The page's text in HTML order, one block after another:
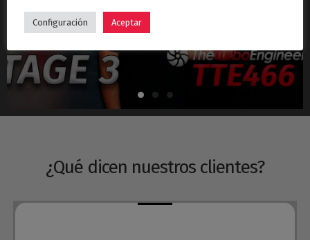
Hyundai i30N Stage 3 – Turbo TTE466
¿Qué dicen nuestros clientes?
Configuración Aceptar